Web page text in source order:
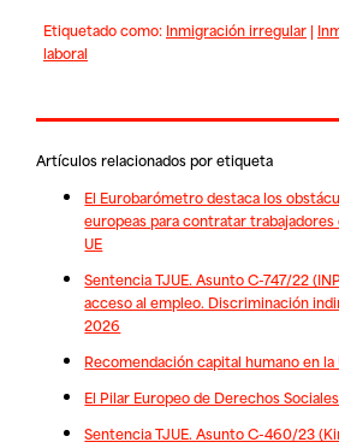
Etiquetado como: Inmigración irregular|
laboral
Artículos relacionados por etiqueta
El Eurobarómetro destaca los
europeas para contratar
UE
Sentencia TJUE. Asunto C-747/22
acceso al empleo. Discriminación
2026
Recomendación capital humano en la
El Pilar Europeo de Derechos Sociales
Sentencia TJUE. Asunto C-460/23